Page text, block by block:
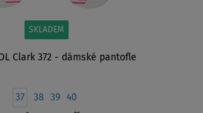
SKLADEM
Clark 372 - dámské pantofle
37 38 39 40